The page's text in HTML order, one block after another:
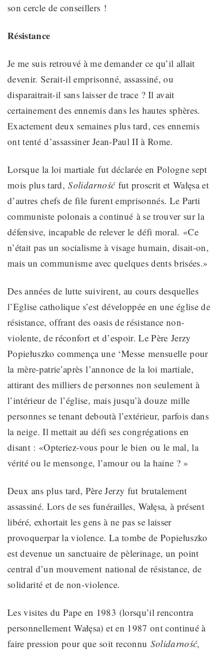
son cercle de conseillers !
Résistance
Je me suis retrouvé à me demander ce qu’il allait
devenir. Serait-il emprisonné, assassiné, ou
disparaitrait-il sans laisser de trace ? Il avait
certainement des ennemis dans les hautes sphères.
Exactement deux semaines plus tard, ces ennemis
ont tenté d’assassiner Jean-Paul II à Rome.
Lorsque la loi martiale fut déclarée en Pologne sept
mois plus tard,Solidarność fut proscrit et Wałęsa et
d’autres chefs de file furent emprisonnés. Le Parti
communiste polonais a continué à se trouver sur la
défensive, incapable de relever le défi moral. «Ce
n’était pas un socialisme à visage humain, disait-on,
mais un communisme avec quelques dents brisées.»
Des années de lutte suivirent, au cours desquelles
l’Eglise catholique s’est développée en une église de
résistance, offrant des oasis de résistance non-
violente, de réconfort et d’espoir. Le Père Jerzy
Popiełuszko commença une ‘Messe mensuellepour
la mère-patrie’après l’annonce de la loi martiale,
attirant des milliers de personnes non seulement à
l’intérieur de l’église, mais jusqu’à douze mille
personnes se tenant deboutà l’extérieur, parfois dans
la neige. Il mettait au défi ses congrégations en
disant : «Opteriez-vous pour le bien ou le mal, la
vérité ou le mensonge, l’amour ou la haine ? »
Deux ans plus tard, Père Jerzy fut brutalement
assassiné. Lors de ses funérailles,Wałęsa, à présent
libéré, exhortait les gensà ne pas se laisser
provoquerpar la violence. La tombe de Popiełuszko
est devenueun sanctuaire de pèlerinage, un point
central d’un mouvement national de résistance, de
solidarité et de non-violence.
Les visites du Pape en 1983 (lorsqu’il rencontra
personnellementWałęsa) eten 1987 ont continué à
faire pression pour que soit reconnu Solidarność,